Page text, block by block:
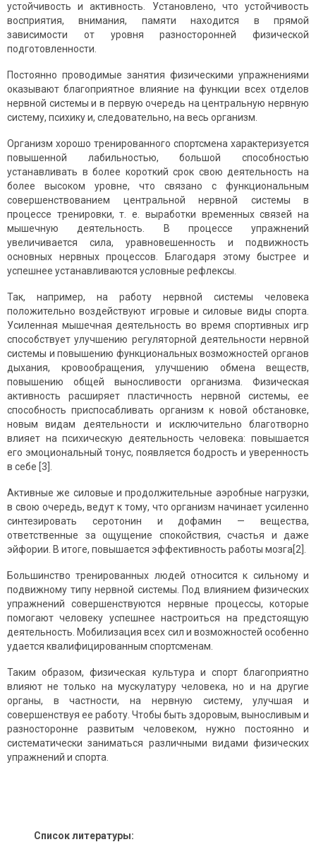
устойчивость и активность. Установлено, что устойчивость
восприятия, внимания, памяти находится в прямой
зависимости от уровня разносторонней физической
подготовленности.
Постоянно проводимые занятия физическими упраж­нениями
оказывают благоприятное влияние на функ­ции всех отделов
нервной системы и в первую очередь на центральную нервную
систему, психику и, следова­тельно, на весь организм.
Организм хорошо тренированного спортсмена характеризуется
повышенной лабильностью, большой способностью
устанавливать в более короткий срок свою деятельность на
более высоком уровне, что связано с функциональным
совершенствованием центральной нервной системы в
процессе тренировки, т. е. выработки временных связей на
мышечную деятельность. В процессе упражнений
увеличивается сила, уравновешенность и подвижность
основных нервных процессов. Благодаря этому быстрее и
успешнее устанавливаются условные рефлексы.
Так, например, на работу нервной системы человека
положительно воздействуют игровые и силовые виды спорта.
Усиленная мышечная деятельность во время спортивных игр
способствует улучшению регуляторной деятельности нервной
системы и повышению функциональных возможностей органов
дыхания, кровообращения, улучшению обмена веществ,
повышению общей выносливости организма. Физическая
активность расширяет пластичность нервной системы, ее
способность приспосабливать организм к новой обстановке,
новым видам деятельности и исключительно благотворно
влияет на психическую деятельность человека: повышается
его эмоциональный тонус, появляется бодрость и уверенность
в себе [3].
Активные же силовые и продолжительные аэробные нагрузки,
в свою очередь, ведут к тому, что организм начинает усиленно
синтезировать серотонин и дофамин — вещества,
ответственные за ощущение спокойствия, счастья и даже
эйфории. В итоге, повышается эффективность работы мозга[2].
Большинство тренированных людей относится к сильному и
подвижному типу нервной системы. Под влиянием физических
упражнений совершенствуются нервные процессы, которые
помогают человеку успешнее настроиться на предстоящую
деятельность. Мобилизация всех сил и возможностей особенно
удается квалифицированным спортсменам.
Таким образом, физическая культура и спорт благоприятно
влияют не только на мускулатуру человека, но и на другие
органы, в частности, на нервную систему, улучшая и
совершенствуя ее работу. Чтобы быть здоровым, выносливым и
разносторонне развитым человеком, нужно постоянно и
систематически заниматься различными видами физических
упражнений и спорта.
Список литературы: